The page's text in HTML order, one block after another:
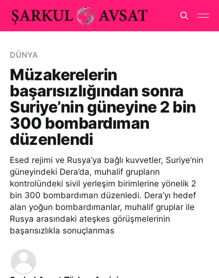
DÜNYA
Müzakerelerin
başarısızlığından sonra
Suriye’nin güneyine 2 bin
300 bombardıman
düzenlendi
Esed rejimi ve Rusya’ya bağlı kuvvetler, Suriye’nin
güneyindeki Dera’da, muhalif grupların
kontrolündeki sivil yerleşim birimlerine yönelik 2
bin 300 bombardıman düzenledi. Dera’yı hedef
alan yoğun bombardımanlar, muhalif gruplar ile
Rusya arasındaki ateşkes görüşmelerinin
başarısızlıkla sonuçlanmas